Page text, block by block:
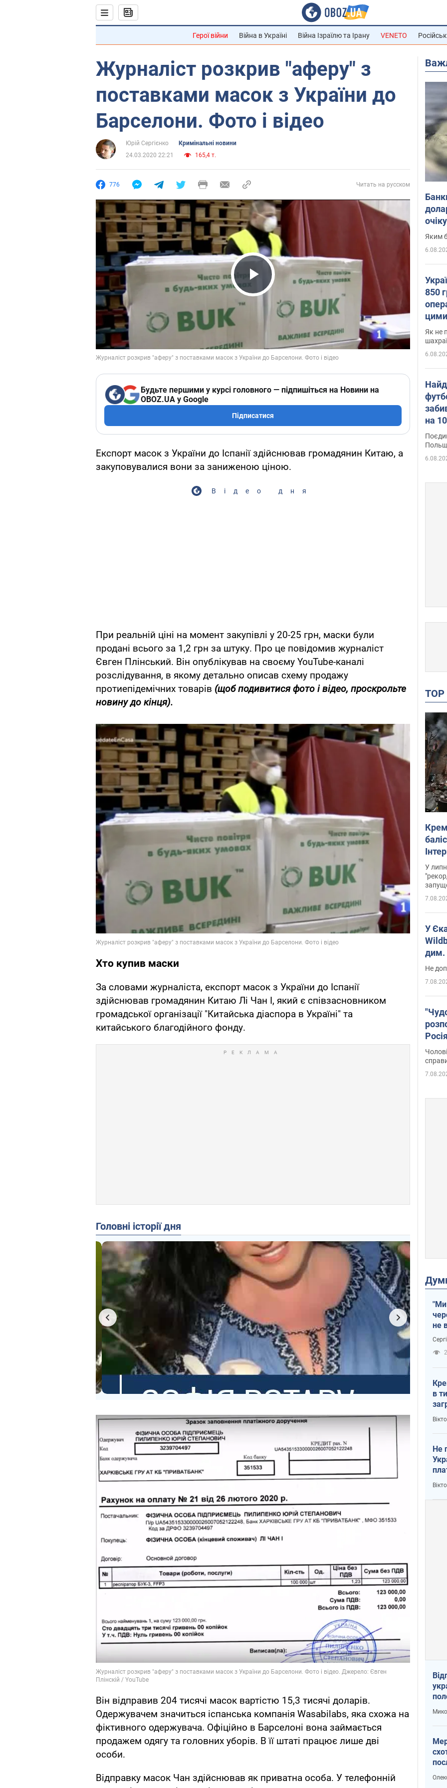
Герої війни Війна в Україні Війна Ізраїлю та Ірану VENETO
Журналіст розкрив "аферу" з
поставками масок з України до
Барселони. Фото і відео
Юрій Сергієнко
Кримінальні новини
24.03.2020 22:21
165,4 т.
776 Читать на русском
Play Video
Будьте першими у курсі головного — підпишіться на Новини на
OBOZ.UA у Google
Підписатися
Експорт масок з України до Іспанії здійснював громадянин Китаю, а
закуповувалися вони за заниженою ціною.
Відео дня
При реальній ціні на момент закупівлі у 20-25 грн, маски були
продані всього за 1,2 грн за штуку. Про це повідомив журналіст
Євген Плінський. Він опублікував на своєму YouTube-каналі
розслідування, в якому детально описав схему продажу
протиепідемічних товарів (щоб подивитися фото і відео, проскрольте
новину до кінця).
Хто купив маски
За словами журналіста, експорт масок з України до Іспанії
здійснював громадянин Китаю Лі Чан І, який є співзасновником
громадської організації "Китайська діаспора в Україні" та
китайського благодійного фонду.
Головні історії дня
Він відправив 204 тисячі масок вартістю 15,3 тисячі доларів.
Одержувачем значиться іспанська компанія Wasabilabs, яка схожа на
фіктивного одержувача. Офіційно в Барселоні вона займається
продажем одягу та головних уборів. В її штаті працює лише дві
особи.
Відправку масок Чан здійснював як приватна особа. У телефонній
Яким
850
Як не
на
Відео
У
У
дим.
Не
Фото
"Ми
не
в
Не